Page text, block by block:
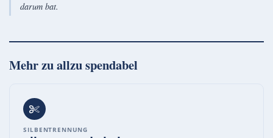
darum bat.
Mehr zuallzu spendabel
SILBENTRENNUNG